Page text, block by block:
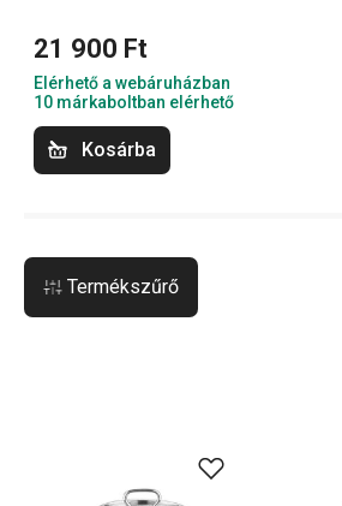
21 900 Ft
Elérhető a webáruházban
10 márkaboltban elérhető
Kosárba
Termékszűrő